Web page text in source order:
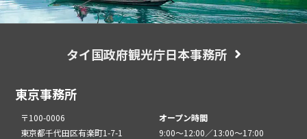
タイ国政府観光庁日本事務所
東京事務所
〒100-0006
東京都千代田区有楽町1-7-1
オープン時間
9:00～12:00／13:00～17:00